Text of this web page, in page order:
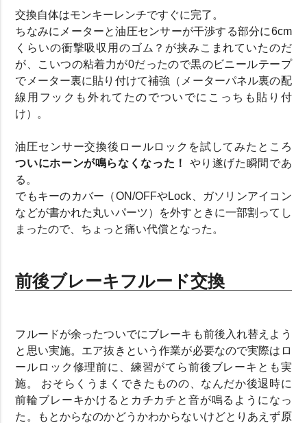
交換自体はモンキーレンチですぐに完了。
ちなみにメーターと油圧センサーが干渉する部分に6cm
くらいの衝撃吸収用のゴム？が挟みこまれていたのだ
が、こいつの粘着力が0だったので黒のビニールテープ
でメーター裏に貼り付けて補強（メーターパネル裏の配
線用フックも外れてたのでついでにこっちも貼り付
け）。
油圧センサー交換後ロールロックを試してみたところ
ついにホーンが鳴らなくなった！
やり遂げた瞬間であ
る。
でもキーのカバー（ON/OFFやLock、ガソリンアイコン
などが書かれた丸いパーツ）を外すときに一部割ってし
まったので、ちょっと痛い代償となった。
前後ブレーキフルード交換
フルードが余ったついでにブレーキも前後入れ替えよう
と思い実施。エア抜きという作業が必要なので実際はロ
ールロック修理前に、練習がてら前後ブレーキとも実
施。 おそらくうまくできたものの、なんだか後退時に
前輪ブレーキかけるとカチカチと音が鳴るようになっ
た。もとからなのかどうかわからないけどとりあえず原